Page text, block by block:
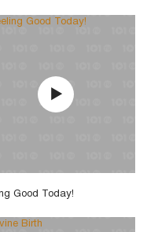
Good Today!